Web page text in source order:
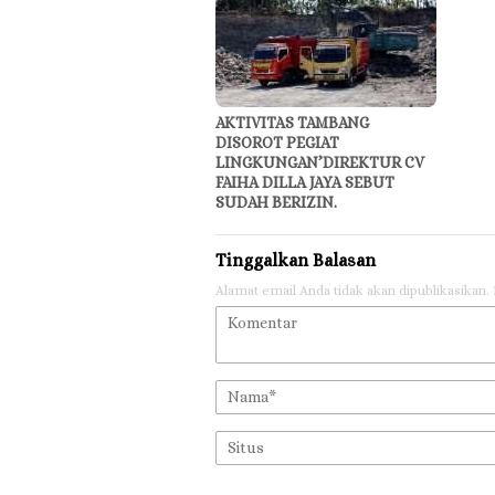
AKTIVITAS TAMBANG
DISOROT PEGIAT
LINGKUNGAN’DIREKTUR CV
FAIHA DILLA JAYA SEBUT
SUDAH BERIZIN.
Tinggalkan Balasan
Alamat email Anda tidak akan dipublikasikan.